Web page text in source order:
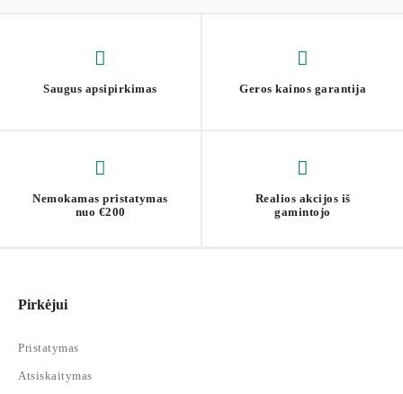
Saugus apsipirkimas Geros kainos garantija
Nemokamas pristatymas
nuo €200
Realios akcijos iš
gamintojo
Pirkėjui
Pristatymas
Atsiskaitymas